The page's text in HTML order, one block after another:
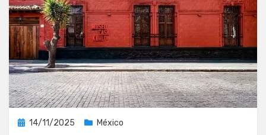
Publicada
14/11/2025 México